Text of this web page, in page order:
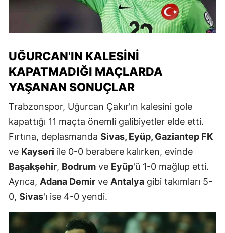
UĞURCAN'IN KALESINI
KAPATMADIĞI MAÇLARDA
YAŞANAN SONUÇLAR
Trabzonspor, Uğurcan Çakır'ın kalesini gole
kapattığı 11 maçta önemli galibiyetler elde etti.
Fırtına, deplasmanda Sivas, Eyüp, Gaziantep FK
ve Kayseri ile 0-0 berabere kalırken, evinde
Başakşehir, Bodrum ve Eyüp'ü 1-0 mağlup etti.
Ayrıca, Adana Demir ve Antalya gibi takımları 5-
0, Sivas'ı ise 4-0 yendi.